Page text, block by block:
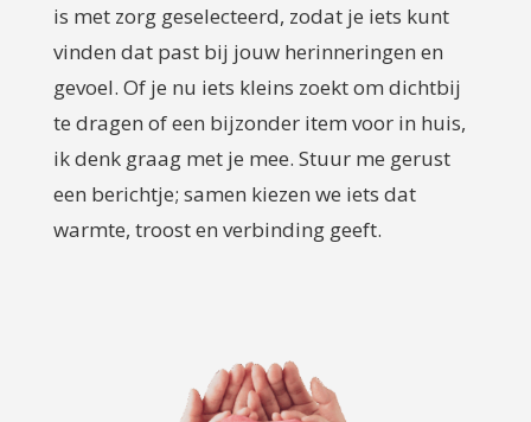
is met zorg geselecteerd, zodat je iets kunt
vinden dat past bij jouw herinneringen en
gevoel. Of je nu iets kleins zoekt om dichtbij
te dragen of een bijzonder item voor in huis,
ik denk graag met je mee. Stuur me gerust
een berichtje; samen kiezen we iets dat
warmte, troost en verbinding geeft.